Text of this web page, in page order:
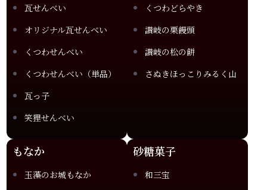
瓦せんべい
オリジナル瓦せんべい
くつわせんべい
くつわせんべい（単品）
瓦っ子
笑狸せんべい
くつわどらやき
讃岐の栗饅頭
讃岐の松の餅
さぬきほっこりみるく山
もなか
玉藻のお城もなか
砂糖菓子
和三宝